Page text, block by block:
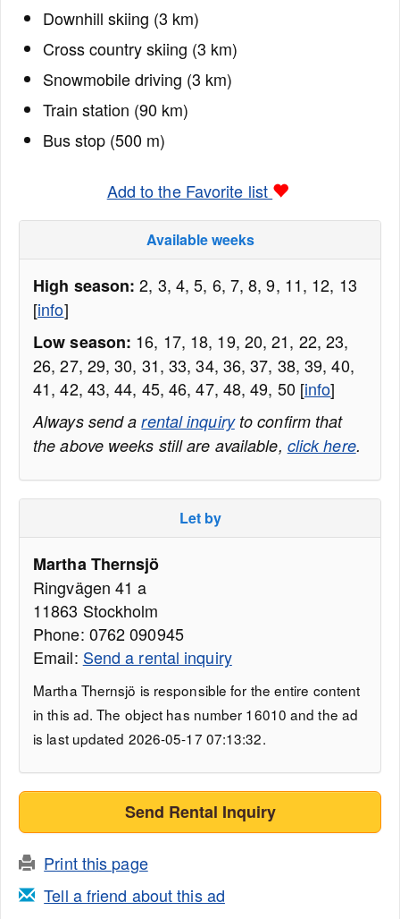
Downhill skiing (3 km)
Cross country skiing (3 km)
Snowmobile driving (3 km)
Train station (90 km)
Bus stop (500 m)
Add to the Favorite list
Available weeks
High season: 2, 3, 4, 5, 6, 7, 8, 9, 11, 12, 13
[info]
Low season: 16, 17, 18, 19, 20, 21, 22, 23,
26, 27, 29, 30, 31, 33, 34, 36, 37, 38, 39, 40,
41, 42, 43, 44, 45, 46, 47, 48, 49, 50 [info]
Always send arental inquiryto confirm that
the above weeks still are available, click here.
Let by
Martha Thernsjö
Ringvägen 41 a
11863 Stockholm
Phone: 0762 090945
Email: Send a rental inquiry
Martha Thernsjö is responsible for the entire content
in this ad. The object has number 16010 and the ad
is last updated 2026-05-17 07:13:32.
Send Rental Inquiry
Print this page
Tell a friend about this ad